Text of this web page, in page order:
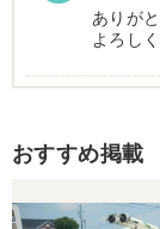
ありが
よろし
西川さ
きる方
おすすめ掲載